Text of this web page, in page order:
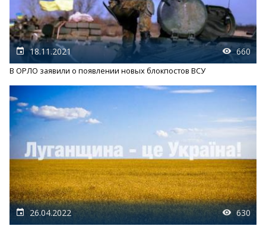
18.11.2021 660
В ОРЛО заявили о появлении новых блокпостов ВСУ
26.04.2022 630